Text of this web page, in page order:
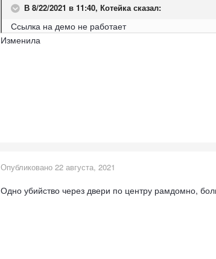
В 8/22/2021 в 11:40, Котейка сказал:
Ссылка на демо не работает
Изменила
Опубликовано 22 августа, 2021
Одно убийство через двери по центру рамдомно,